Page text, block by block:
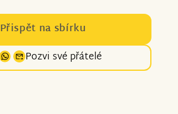
Přispět na sbírku
Pozvi své přátelé